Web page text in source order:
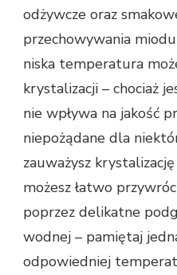
odżywcze oraz
przechowywania
niska temperatura
krystalizacji – chociaż
nie wpływa na jakość
niepożądane dla
zauważysz
możesz łatwo
poprzez delikatne
wodnej – pamiętaj
odpowiedniej